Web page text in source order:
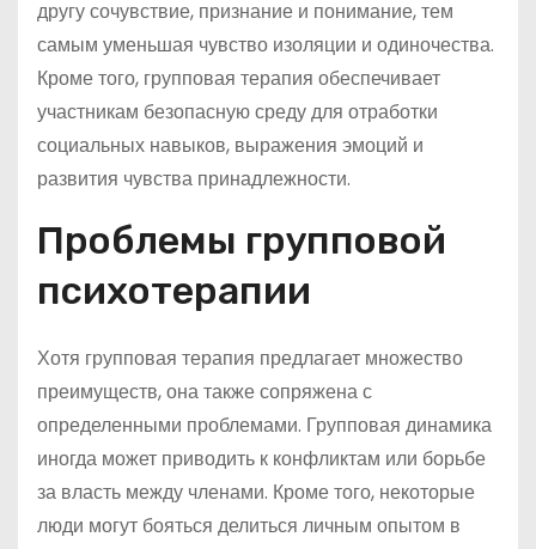
другу сочувствие, признание и понимание, тем
самым уменьшая чувство изоляции и одиночества.
Кроме того, групповая терапия обеспечивает
участникам безопасную среду для отработки
социальных навыков, выражения эмоций и
развития чувства принадлежности.
Проблемы групповой
психотерапии
Хотя групповая терапия предлагает множество
преимуществ, она также сопряжена с
определенными проблемами. Групповая динамика
иногда может приводить к конфликтам или борьбе
за власть между членами. Кроме того, некоторые
люди могут бояться делиться личным опытом в